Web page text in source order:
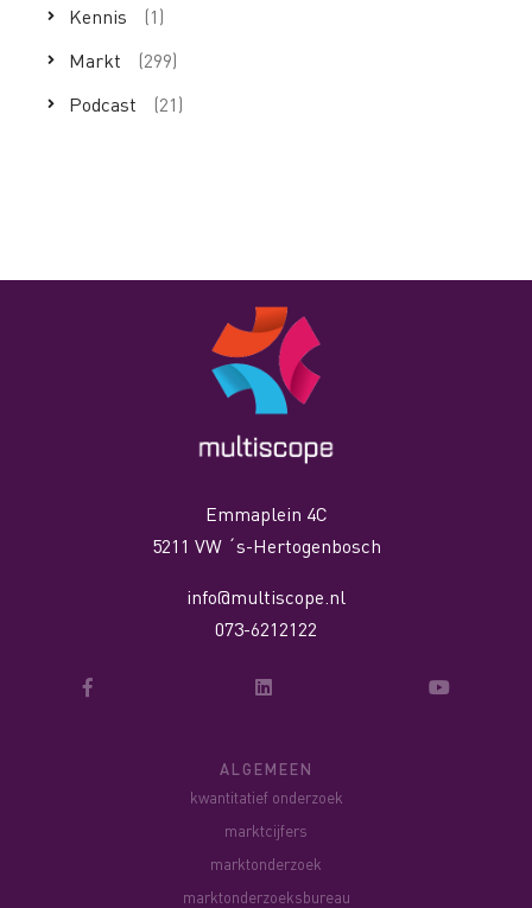
Kennis
(1)
Markt
(299)
Podcast
(21)
Emmaplein 4C
5211 VW ´s-Hertogenbosch
info@multiscope.nl
073-6212122
ALGEMEEN
kwantitatief onderzoek
marktcijfers
marktonderzoek
marktonderzoeksbureau